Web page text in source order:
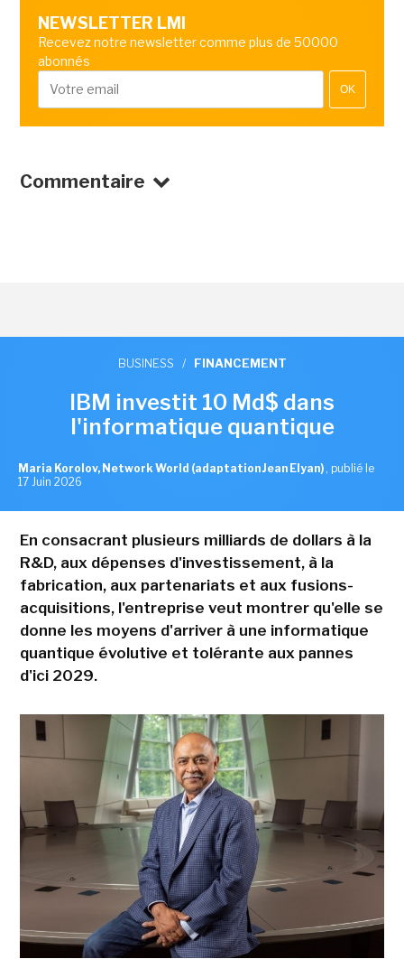
NEWSLETTER LMI
Recevez notre newsletter comme plus de 50000
abonnés
OK
Commentaire
BUSINESS / FINANCEMENT
IBM investit 10 Md$ dans
l'informatique quantique
Maria Korolov, Network World (adaptation Jean Elyan) , publié le
17 Juin 2026
En consacrant plusieurs milliards de dollars à la
R&D, aux dépenses d'investissement, à la
fabrication, aux partenariats et aux fusions-
acquisitions, l'entreprise veut montrer qu'elle se
donne les moyens d'arriver à une informatique
quantique évolutive et tolérante aux pannes
d'ici 2029.